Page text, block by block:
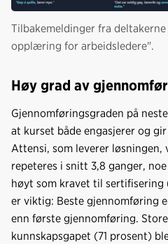
Tilbakemeldinger fra
opplæring for arbeidsledere".
Høy grad av
Gjennomføringsgraden på
at kurset både engasjerer og
Attensi, som leverer løsningen,
repeteres i snitt 3,8 ganger,
høyt som kravet til sertifisering
er viktig: Beste gjennomføring
enn første gjennomføring.
kunnskapsgapet (71 prosent)